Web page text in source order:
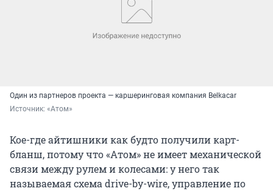
Один из партнеров проекта — каршеринговая компания Belkacar
Источник: «Атом»
Кое-где айтишники как будто получили карт-
бланш, потому что «Атом» не имеет механической
связи между рулем и колесами: у него так
называемая схема drive-by-wire, управление по